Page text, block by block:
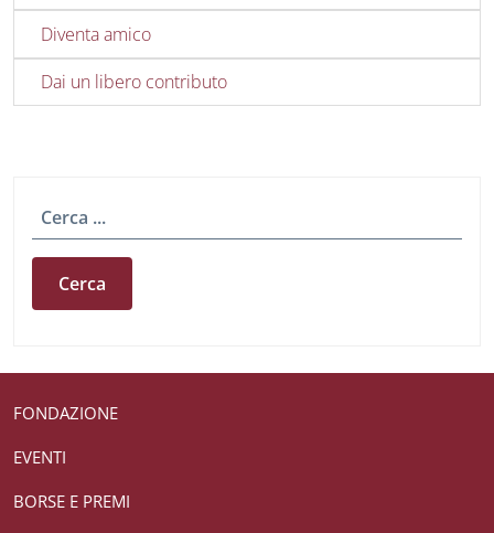
Diventa amico
Dai un libero contributo
Cerca
FONDAZIONE
EVENTI
BORSE E PREMI